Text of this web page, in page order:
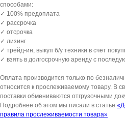
способами:
✓ 100% предоплата
✓ рассрочка
✓ отсрочка
✓ лизинг
✓ трейд-ин, выкуп б/у техники в счет
✓ взять в долгосрочную аренду с
Оплата производится только по
относится к прослеживаемому товару. В
поставки обмениваются отгрузочными
Подробнее об этом мы писали в статье
правила прослеживаемости товара»